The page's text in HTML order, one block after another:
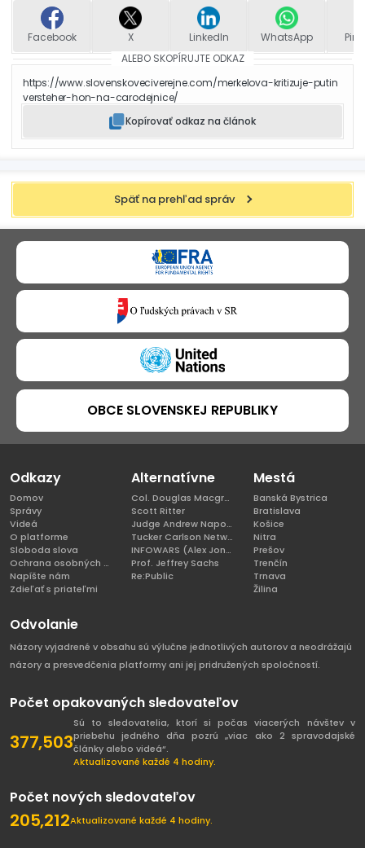
Facebook X LinkedIn WhatsApp
ALEBO SKOPÍRUJTE ODKAZ
https://www.slovenskoveciverejne.com/merkelova-kritizuje-putin
versteher-hon-na-carodejnice/
Kopírovať odkaz na článok
Späť na prehľad správ
OBCE SLOVENSKEJ REPUBLIKY
Odkazy
Domov
Správy
Videá
O platforme
Sloboda slova
Ochrana osobných údajov
Napíšte nám
Zdieľať s priateľmi
Alternatívne
Col. Douglas Macgregor, Ph.D
Scott Ritter
Judge Andrew Napolitano
Tucker Carlson Network
INFOWARS (Alex Jones)
Prof. Jeffrey Sachs
Re:Public
Mestá
Banská Bystrica
Bratislava
Košice
Nitra
Prešov
Trenčín
Trnava
Žilina
Odvolanie
Názory vyjadrené v obsahu sú výlučne jednotlivých autorov a neodrážajú
názory a presvedčenia platformy ani jej pridružených spoločností.
Počet opakovaných sledovateľov
377,503
Sú to sledovatelia, ktorí si počas viacerých návštev v
priebehu jedného dňa pozrú „viac ako 2 spravodajské
články alebo videá“.
Aktualizované každé 4 hodiny.
Počet nových sledovateľov
205,212Aktualizované každé 4 hodiny.